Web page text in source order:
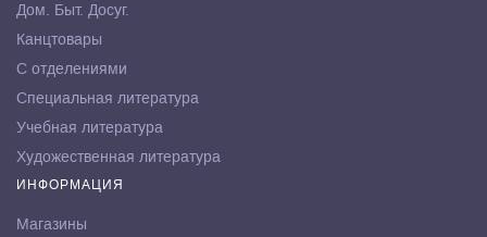
Дом. Быт. Досуг.
Канцтовары
С отделениями
Специальная литература
Учебная литература
Художественная литература
ИНФОРМАЦИЯ
Магазины